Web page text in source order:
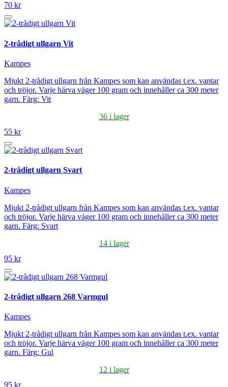
70 kr
2-trådigt ullgarn Vit
Kampes
Mjukt 2-trådigt ullgarn från Kampes som kan användas t.ex. vantar
och tröjor. Varje härva väger 100 gram och innehåller ca 300 meter
garn. Färg: Vit
36 i lager
55 kr
2-trådigt ullgarn Svart
Kampes
Mjukt 2-trådigt ullgarn från Kampes som kan användas t.ex. vantar
och tröjor. Varje härva väger 100 gram och innehåller ca 300 meter
garn. Färg: Svart
14 i lager
95 kr
2-trådigt ullgarn 268 Varmgul
Kampes
Mjukt 2-trådigt ullgarn från Kampes som kan användas t.ex. vantar
och tröjor. Varje härva väger 100 gram och innehåller ca 300 meter
garn. Färg: Gul
12 i lager
95 kr